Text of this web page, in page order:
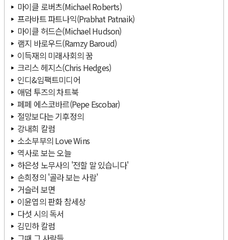
마이클 로버츠(Michael Roberts)
프라바트 파트나익(Prabhat Patnaik)
마이클 허드슨(Michael Hudson)
램지 바로우드(Ramzy Baroud)
이득재의 미래사회의 꿈
크리스 헤지스(Chris Hedges)
인디&임팩트미디어
애덤 투즈의 차트북
페페 에스코바르(Pepe Escobar)
절망보다는 기후정의
강내희 칼럼
소소부부의 Love Wins
역사로 보는 오늘
하은성 노무사의 '전할 말 있습니다'
손희정의 '골라 보는 사람'
거슬러 보면
이윤엽의 판화 참세상
다섯 시의 독서
김민하 칼럼